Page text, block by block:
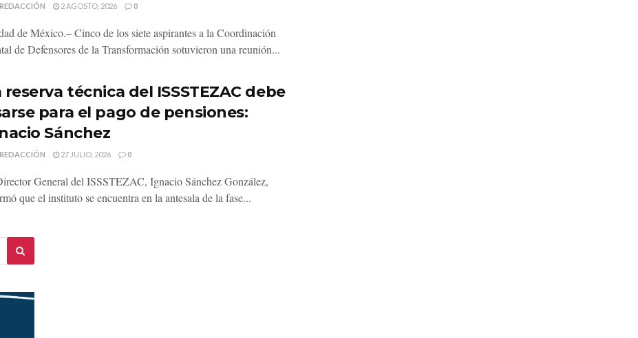
REDACCIÓN 2 AGOSTO, 2026 0
de México.– Cinco de los siete aspirantes a la Coordinación
de Defensores de la Transformación sotuvieron una reunión...
reserva técnica del ISSSTEZAC debe
para el pago de pensiones:
Sánchez
REDACCIÓN 27 JULIO, 2026 0
General del ISSSTEZAC, Ignacio Sánchez González,
que el instituto se encuentra en la antesala de la fase...